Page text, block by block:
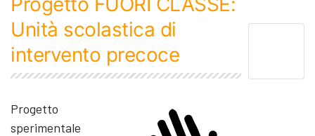
Unità scolastica di
intervento precoce
Progetto
sperimentale